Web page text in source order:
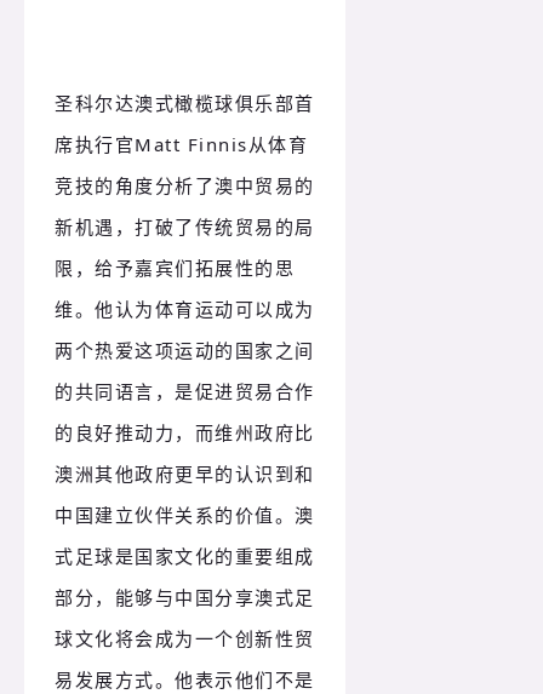
圣科尔达澳式橄榄球俱乐部首
席执行官Matt Finnis从体育
竞技的角度分析了澳中贸易的
新机遇，打破了传统贸易的局
限，给予嘉宾们拓展性的思
维。他认为体育运动可以成为
两个热爱这项运动的国家之间
的共同语言，是促进贸易合作
的良好推动力，而维州政府比
澳洲其他政府更早的认识到和
中国建立伙伴关系的价值。澳
式足球是国家文化的重要组成
部分，能够与中国分享澳式足
球文化将会成为一个创新性贸
易发展方式。他表示他们不是